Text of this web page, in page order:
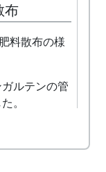
て、田圃の
る。
較的少ない
布
料散布の様
ルテンの管
。